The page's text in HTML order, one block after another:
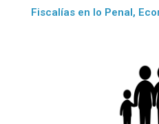
Fiscalías en lo Penal,